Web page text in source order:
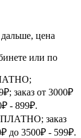
цена
или по
заказ от 3000₽
- 899₽.
заказ
до 3500₽ - 599₽.